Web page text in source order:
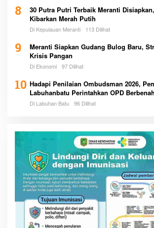
8
30 Putra Putri Terbaik Meranti
Kibarkan Merah Putih
Di Kepulauan Meranti 113 Dilihat
9
Meranti Siapkan Gudang Bulog Baru,
Krisis Pangan
Di Ekonomi 97 Dilihat
10 Hadapi Penilaian Ombudsman 2026,
Labuhanbatu Perintahkan OPD Berbenah
Di Labuhan Batu 96 Dilihat